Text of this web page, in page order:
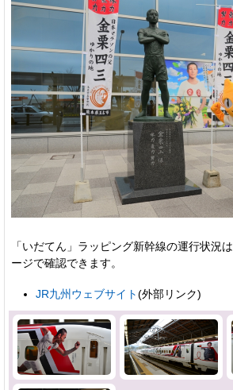
「いだてん」ラッピング新幹線の運行状況
ージで確認できます。
JR九州ウェブサイト(外部リンク)